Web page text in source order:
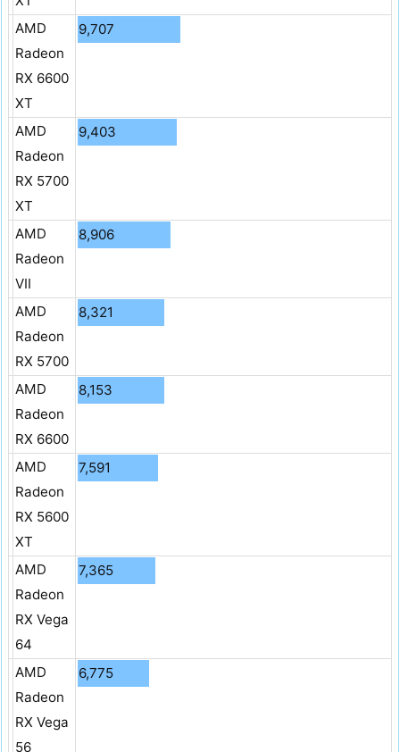
AMD
Radeon
RX 6600
XT
9,707
AMD
Radeon
RX 5700
XT
9,403
AMD
Radeon
VII
8,906
AMD
Radeon
RX 5700
8,321
AMD
Radeon
RX 6600
8,153
AMD
Radeon
RX 5600
XT
7,591
AMD
Radeon
RX Vega
64
7,365
AMD
Radeon
RX Vega
56
6,775